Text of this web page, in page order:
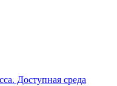
Доступная среда